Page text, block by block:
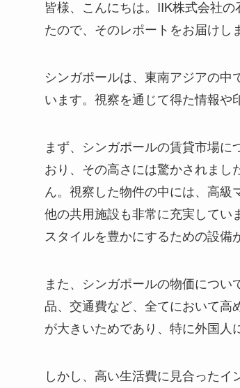
皆様、こんにちは。IIK株式会社
たので、そのレポートをお届けし
シンガポールは、東南アジアの
います。視察を通じて得た情報や
まず、シンガポールの賃貸市場
おり、その高さには驚かされま
ん。視察した物件の中には、高
他の共用施設も非常に充実してい
スタイルを豊かにするための設備
また、シンガポールの物価につ
品、交通費など、全てにおいて
が大きいためであり、特に外国人
しかし、高い生活費に見合った